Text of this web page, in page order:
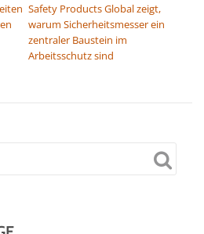
Safety Products Global zeigt,
warum Sicherheitsmesser ein
zentraler Baustein im
Arbeitsschutz sind